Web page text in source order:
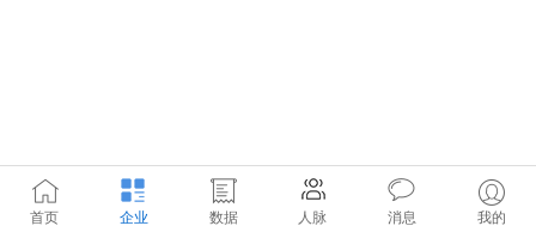
首页 企业 数据 人脉 消息 我的